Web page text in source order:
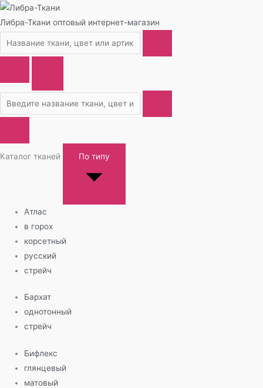
Либра-Ткани оптовый интернет-магазин
Каталог тканей По типу
Атлас
в горох
корсетный
русский
стрейч
Бархат
однотонный
стрейч
Бифлекс
глянцевый
матовый